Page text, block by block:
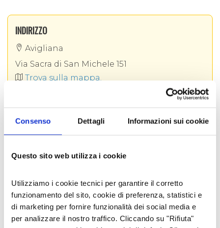
Consenso Dettagli Informazioni sui cookie
Questo sito web utilizza i cookie
Utilizziamo i cookie tecnici per garantire il corretto
funzionamento del sito, cookie di preferenza, statistici e
di marketing per fornire funzionalità dei social media e
per analizzare il nostro traffico. Cliccando su "Rifiuta"
prodottilocaliebiologicie propone un
menù semplice ed essenziale: i dolci sono fatti in
casa e, quando la stagione lo consente, frutta,
verdura ed erbe aromatiche arrivano
La Certosa dispone di due sale conferenza, di un
dall’antico passaggio che dalla clausura
conduceva agli orti), per incontri, conferenze,
concerti e rappresentazioni teatrali. In
partnership con realtà attive sul territorio
vengono proposti momenti diteam building per
INDIRIZZO
Avigliana
Via Sacra di San Michele 151
Trova sulla mappa.
011 9313638